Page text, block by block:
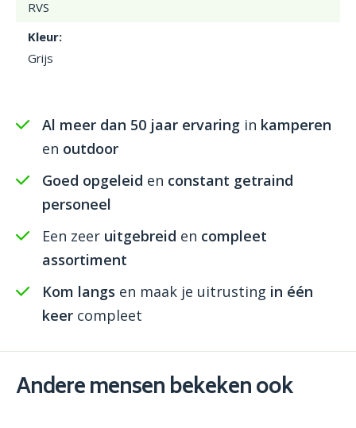
RVS
Kleur:
Grijs
Al meer dan 50 jaar ervaring in kamperen
en outdoor
Goed opgeleid en constant getraind
personeel
Een zeer uitgebreid en compleet
assortiment
Kom langs en maak je uitrusting in één
keer compleet
Andere mensen bekeken ook